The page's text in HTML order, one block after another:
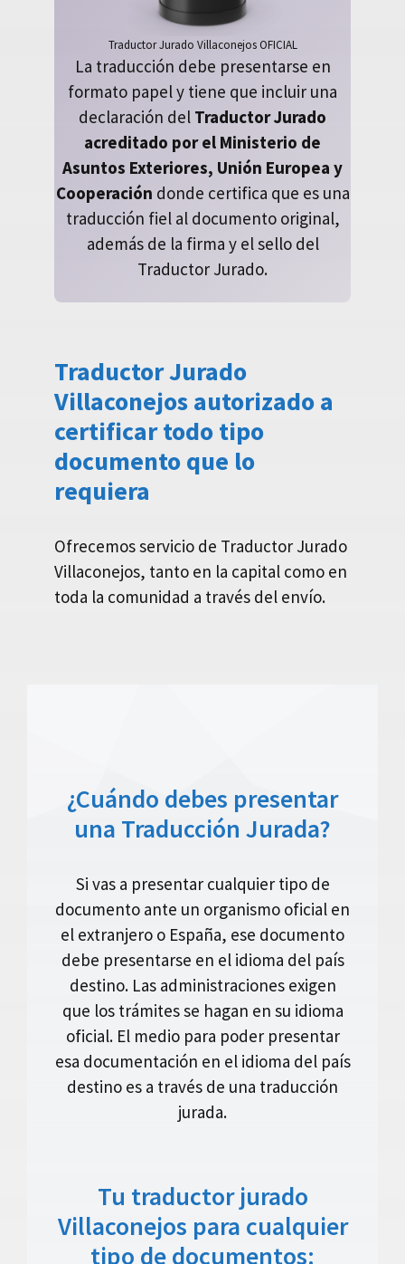
Traductor Jurado Villaconejos OFICIAL
La traducción debe presentarse en
formato papel y tiene que incluir una
declaración del Traductor Jurado
acreditado por el Ministerio de
Asuntos Exteriores, Unión Europea y
Cooperación donde certifica que es una
traducción fiel al documento original,
además de la firma y el sello del
Traductor Jurado.
Traductor Jurado
Villaconejos autorizado a
certificar todo tipo
documento que lo
requiera
Ofrecemos servicio de Traductor Jurado
Villaconejos, tanto en la capital como en
toda la comunidad a través del envío.
¿Cuándo debes presentar
una Traducción Jurada?
Si vas a presentar cualquier tipo de
documento ante un organismo oficial en
el extranjero o España, ese documento
debe presentarse en el idioma del país
destino. Las administraciones exigen
que los trámites se hagan en su idioma
oficial. El medio para poder presentar
esa documentación en el idioma del país
destino es a través de una traducción
jurada.
Tu traductor jurado
Villaconejos para cualquier
tipo de documentos: